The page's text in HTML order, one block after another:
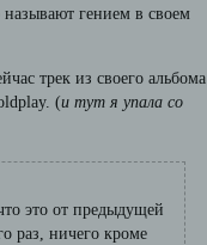
гением в своем
трек из своего альбома
(и тут я упала со
это от предыдущей
раз, ничего кроме